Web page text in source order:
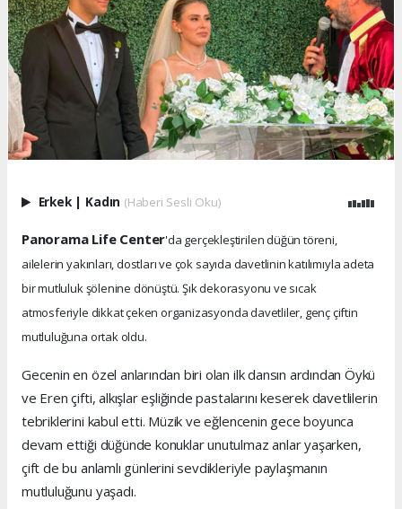
Erkek | Kadın (Haberi Sesli Oku)
Panorama Life Center'da gerçekleştirilen düğün töreni,
ailelerin yakınları, dostları ve çok sayıda davetlinin katılımıyla adeta
bir mutluluk şölenine dönüştü. Şık dekorasyonu ve sıcak
atmosferiyle dikkat çeken organizasyonda davetliler, genç çiftin
mutluluğuna ortak oldu.
Gecenin en özel anlarından biri olan ilk dansın ardından Öykü
ve Eren çifti, alkışlar eşliğinde pastalarını keserek davetlilerin
tebriklerini kabul etti. Müzik ve eğlencenin gece boyunca
devam ettiği düğünde konuklar unutulmaz anlar yaşarken,
çift de bu anlamlı günlerini sevdikleriyle paylaşmanın
mutluluğunu yaşadı.